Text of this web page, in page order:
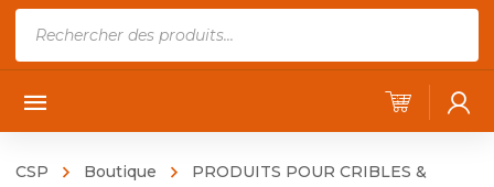
CSP Boutique
PRODUITS POUR CRIBLES &